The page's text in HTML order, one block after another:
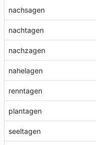
nachsagen
nachtagen
nachzagen
nahelagen
renntagen
plantagen
seeltagen